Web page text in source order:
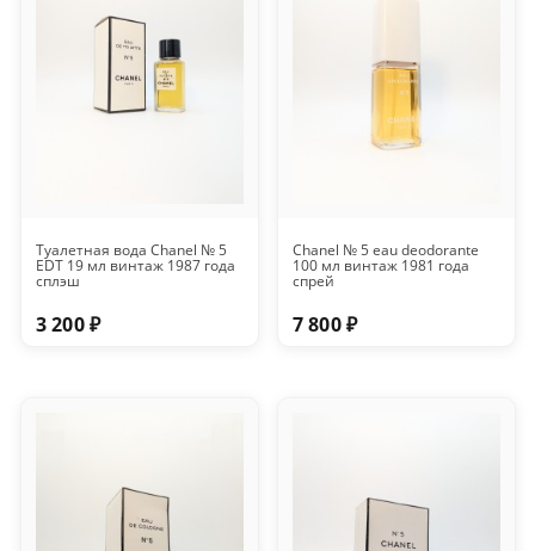
Туалетная вода Chanel № 5
EDT 19 мл винтаж 1987 года
сплэш
3 200 ₽
Chanel № 5 eau deodorante
100 мл винтаж 1981 года
спрей
7 800 ₽